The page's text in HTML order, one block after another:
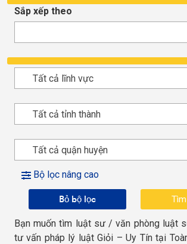
Sắp xếp theo
Tất cả lĩnh vực
Tất cả tỉnh thành
Tất cả quận huyện
Bộ lọc nâng cao
Bỏ bộ lọc
Bạn muốn tìm luật sư / văn phòng luật
tư vấn pháp lý luật Giỏi – Uy Tín tại